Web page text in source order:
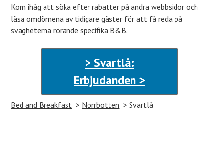
Kom ihåg att söka efter rabatter på andra webbsidor och
läsa omdömena av tidigare gäster för att få reda på
svagheterna rörande specifika B&B.
> Svartlå:
Erbjudanden >
Bed and Breakfast Norrbotten Svartlå